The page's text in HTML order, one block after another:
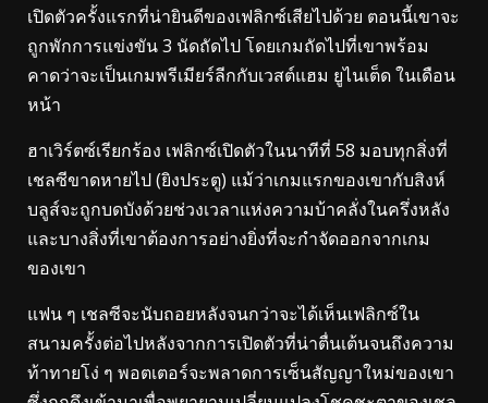
เปิดตัวครั้งแรกที่น่ายินดีของเฟลิกซ์เสียไปด้วย ตอนนี้เขาจะ
ถูกพักการแข่งขัน 3 นัดถัดไป โดยเกมถัดไปที่เขาพร้อม
คาดว่าจะเป็นเกมพรีเมียร์ลีกกับเวสต์แฮม ยูไนเต็ด ในเดือน
หน้า
ฮาเวิร์ตซ์เรียกร้อง เฟลิกซ์เปิดตัวในนาทีที่ 58 มอบทุกสิ่งที่
เชลซีขาดหายไป (ยิงประตู) แม้ว่าเกมแรกของเขากับสิงห์
บลูส์จะถูกบดบังด้วยช่วงเวลาแห่งความบ้าคลั่งในครึ่งหลัง
และบางสิ่งที่เขาต้องการอย่างยิ่งที่จะกำจัดออกจากเกม
ของเขา
แฟน ๆ เชลซีจะนับถอยหลังจนกว่าจะได้เห็นเฟลิกซ์ใน
สนามครั้งต่อไปหลังจากการเปิดตัวที่น่าตื่นเต้นจนถึงความ
ท้าทายโง่ ๆ พอตเตอร์จะพลาดการเซ็นสัญญาใหม่ของเขา